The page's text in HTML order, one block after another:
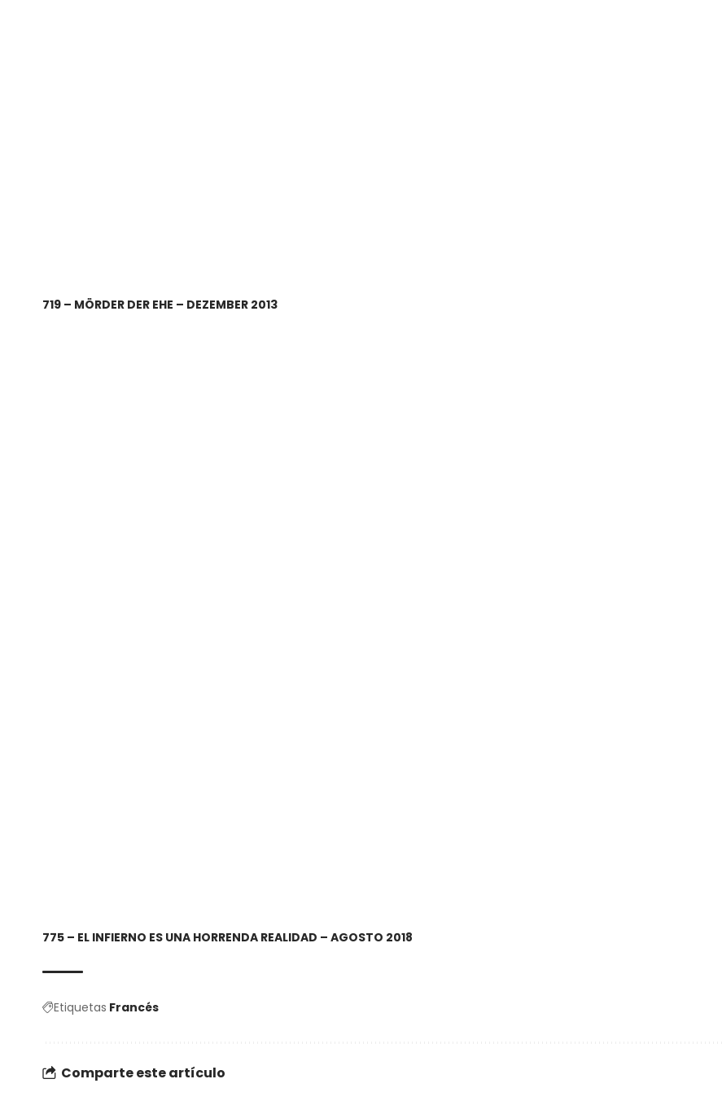
719 – MÖRDER DER EHE – DEZEMBER 2013
775 – EL INFIERNO ES UNA HORRENDA REALIDAD – AGOSTO 2018
Etiquetas Francés
Comparte este artículo